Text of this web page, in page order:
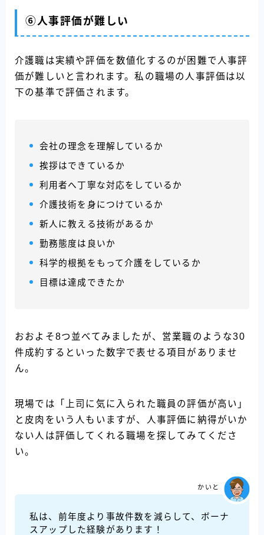
⑥人事評価が難しい
介護職は実績や評価を数値化するのが困難で人事評
価が難しいと言われます。私の職場の人事評価は以
下の基準で評価されます。
会社の理念を理解しているか
挨拶はできているか
利用者へ丁寧な対応をしているか
介護技術を身につけているか
新人に教える技術があるか
勤務態度は良いか
科学的根拠をもって介護をしているか
目標は達成できたか
おおよそ8つ並べてみましたが、営業職のような30
件成約するといった数字で表せる項目がありませ
ん。
現場では「上司に気に入られた職員の評価が高い」
と皮肉をいう人もいますが、人事評価に納得がいか
ない人は評価してくれる職場を探してみてくださ
い。
私は、前年度より事故件数を減らして、ボーナ
スアップした経験があります！
かいと